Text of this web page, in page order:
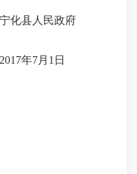
宁化县人民政府
2017年7月1日